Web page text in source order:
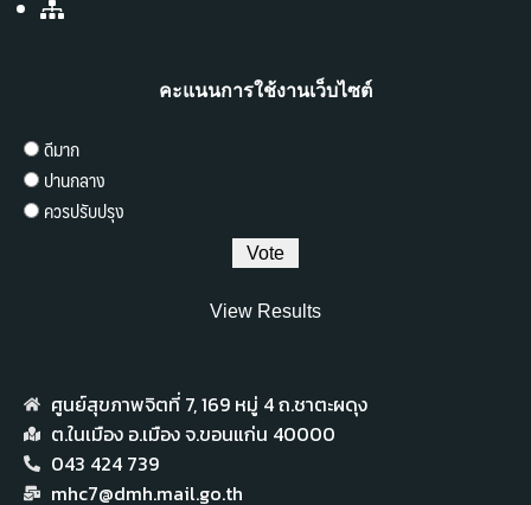
คะแนนการใช้งานเว็บไซต์
ดีมาก
ปานกลาง
ควรปรับปรุง
View Results
ศูนย์สุขภาพจิตที่ 7,​ 169 หมู่ 4 ถ.ชาตะผดุง
ต.ในเมือง อ.เมือง จ.ขอนแก่น 40000
043 424 739
mhc7@dmh.mail.go.th